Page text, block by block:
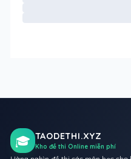
🎓 TAODETHI.XYZ
Kho đề thi Online miễn phí